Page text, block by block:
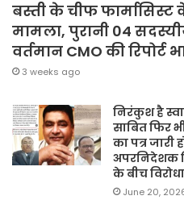
बस्ती के चीफ फार्मासिस्ट
मामला, पुरानी 04
वर्तमान CMO की रिपोर्ट
3 weeks ago
निरंकुश है
साबित फिर
का पत्र
अपरनिदेशक
के बीच
June 20,